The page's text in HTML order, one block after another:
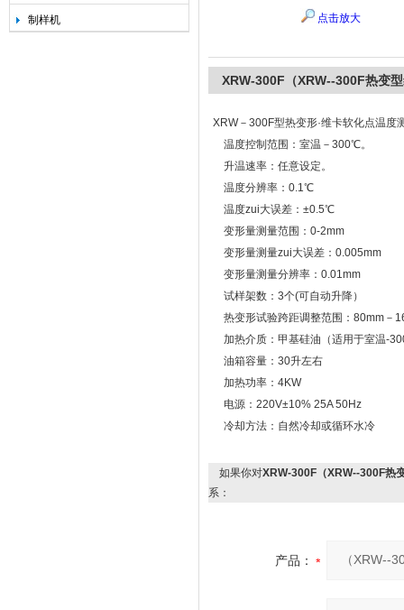
制样机 点击放大
XRW-300F（XRW--300F热变
XRW－300F型热变形·维卡软化点温度
温度控制范围：室温－300℃。
升温速率：任意设定。
温度分辨率：0.1℃
温度zui大误差：±0.5℃
变形量测量范围：0-2mm
变形量测量zui大误差：0.005mm
变形量测量分辨率：0.01mm
试样架数：3个(可自动升降）
热变形试验跨距调整范围：80mm－
加热介质：甲基硅油（适用于室温-
油箱容量：30升左右
加热功率：4KW
电源：220V±10% 25A 50Hz
冷却方法：自然冷却或循环水冷
如果你对XRW-300F（XRW--300F热
系：
产品：